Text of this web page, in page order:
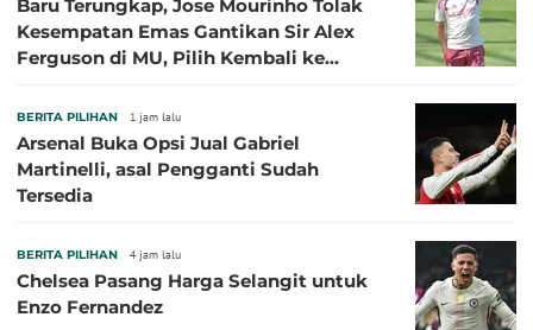
Baru Terungkap, Jose Mourinho Tolak
Kesempatan Emas Gantikan Sir Alex
Ferguson di MU, Pilih Kembali ke
BERITA PILIHAN 1 jam lalu
Arsenal Buka Opsi Jual Gabriel
Martinelli, asal Pengganti Sudah
Tersedia
BERITA PILIHAN 4 jam lalu
Chelsea Pasang Harga Selangit untuk
Enzo Fernandez